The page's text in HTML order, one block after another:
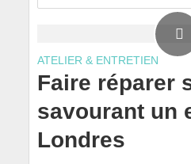
ATELIER & ENTRETIEN
Faire réparer
savourant un
Londres